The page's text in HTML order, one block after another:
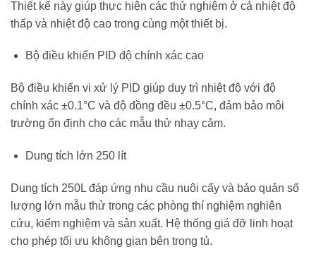
Thiết kế này giúp thực hiện các thử nghiệm ở cả nhiệt độ
thấp và nhiệt độ cao trong cùng một thiết bị.
Bộ điều khiển PID độ chính xác cao
Bộ điều khiển vi xử lý PID giúp duy trì nhiệt độ với độ
chính xác ±0.1°C và độ đồng đều ±0.5°C, đảm bảo môi
trường ổn định cho các mẫu thử nhạy cảm.
Dung tích lớn 250 lít
Dung tích 250L đáp ứng nhu cầu nuôi cấy và bảo quản số
lượng lớn mẫu thử trong các phòng thí nghiệm nghiên
cứu, kiểm nghiệm và sản xuất. Hệ thống giá đỡ linh hoạt
cho phép tối ưu không gian bên trong tủ.